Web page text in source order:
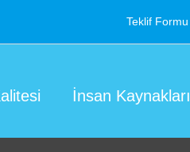
Teklif Formu
İnsan Kaynakları